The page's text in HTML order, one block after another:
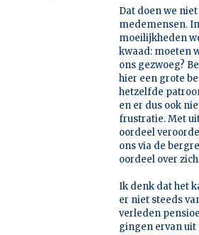
Dat doen we
medemensen.
moeilijkheden
kwaad: moeten
ons gezwoeg?
hier een grote
hetzelfde
en er dus ook
frustratie. Met
oordeel
ons via de
oordeel over
Ik denk dat het
er niet steeds
verleden
gingen ervan